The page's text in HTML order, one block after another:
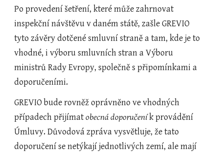
Po provedení šetření, které může zahrnovat
inspekční návštěvu v daném státě, zašle GREVIO
tyto závěry dotčené smluvní straně a tam, kde je to
vhodné, i výboru smluvních stran a Výboru
ministrů Rady Evropy, společně s připomínkami a
doporučeními.
GREVIO bude rovněž oprávněno ve vhodných
případech přijímat obecná doporučení k provádění
Úmluvy. Důvodová zpráva vysvětluje, že tato
doporučení se netýkají jednotlivých zemí, ale mají